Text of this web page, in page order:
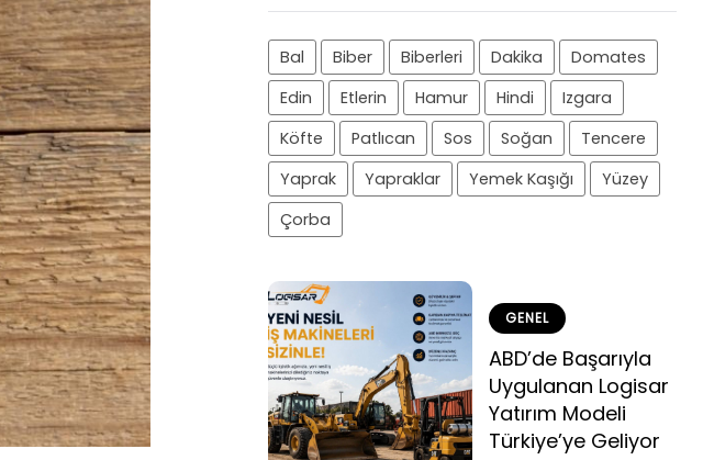
Bal Biber Biberleri Dakika
Domates
Edin
Etlerin Hamur Hindi
Izgara
Köfte
Patlıcan Sos Soğan
Tencere
Yaprak
Yapraklar Yemek Kaşığı
Yüzey
Çorba
GENEL
ABD’de Başarıyla
Uygulanan Logisar
Yatırım Modeli
Türkiye’ye Geliyor